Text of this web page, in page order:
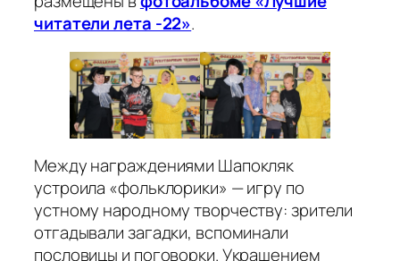
читатели лета -22».
Между награждениями Шапокляк
устроила «фольклорики» — игру по
устному народному творчеству: зрители
отгадывали загадки, вспоминали
пословицы и поговорки. Украшением